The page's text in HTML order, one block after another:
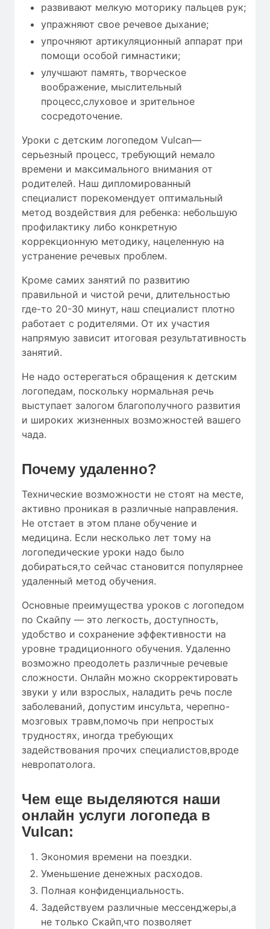
развивают мелкую моторику пальцев рук;
упражняют свое речевое дыхание;
упрочняют артикуляционный аппарат при
помощи особой гимнастики;
улучшают память, творческое
воображение, мыслительный
процесс,слуховое и зрительное
сосредоточение.
Уроки с детским логопедом Vulcan—
серьезный процесс, требующий немало
времени и максимального внимания от
родителей. Наш дипломированный
специалист порекомендует оптимальный
метод воздействия для ребенка: небольшую
профилактику либо конкретную
коррекционную методику, нацеленную на
устранение речевых проблем.
Кроме самих занятий по развитию
правильной и чистой речи, длительностью
где-то 20-30 минут, наш специалист плотно
работает с родителями. От их участия
напрямую зависит итоговая результативность
занятий.
Не надо остерегаться обращения к детским
логопедам, поскольку нормальная речь
выступает залогом благополучного развития
и широких жизненных возможностей вашего
чада.
Почему удаленно?
Технические возможности не стоят на месте,
активно проникая в различные направления.
Не отстает в этом плане обучение и
медицина. Если несколько лет тому на
логопедические уроки надо было
добираться,то сейчас становится популярнее
удаленный метод обучения.
Основные преимущества уроков с логопедом
по Скайпу — это легкость, доступность,
удобство и сохранение эффективности на
уровне традиционного обучения. Удаленно
возможно преодолеть различные речевые
сложности. Онлайн можно скорректировать
звуки у или взрослых, наладить речь после
заболеваний, допустим инсульта, черепно-
мозговых травм,помочь при непростых
трудностях, иногда требующих
задействования прочих специалистов,вроде
невропатолога.
Чем еще выделяются наши
онлайн услуги логопеда в
Vulcan:
Экономия времени на поездки.
Уменьшение денежных расходов.
Полная конфиденциальность.
Задействуем различные мессенджеры,а
не только Скайп,что позволяет